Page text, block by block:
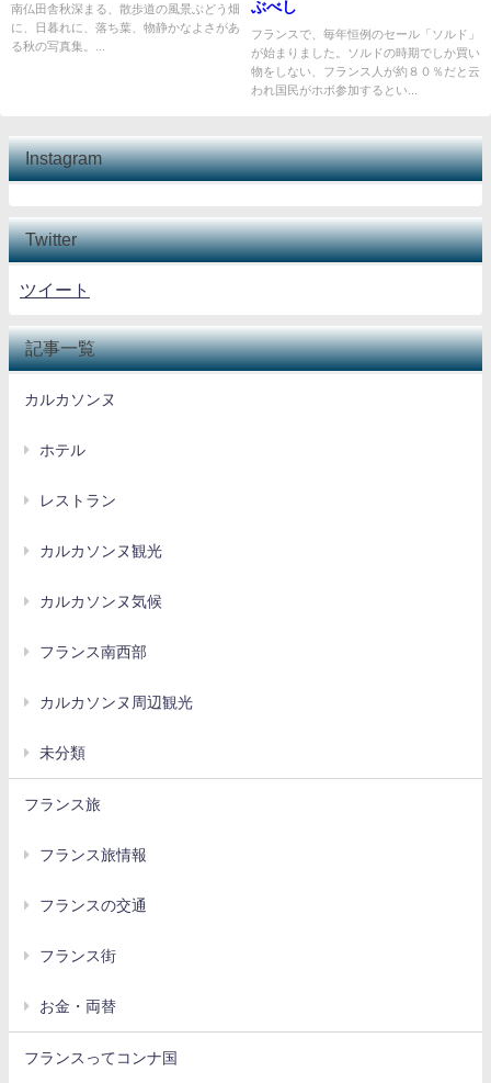
南仏田舎秋深まる、散歩道の風景ぶどう畑
に、日暮れに、落ち葉、物静かなよさがあ
る秋の写真集。...
ぶべし
フランスで、毎年恒例のセール「ソルド」
が始まりました。ソルドの時期でしか買い
物をしない、フランス人が約８０％だと云
われ国民がホボ参加するとい...
Instagram
Twitter
ツイート
記事一覧
カルカソンヌ
ホテル
レストラン
カルカソンヌ観光
カルカソンヌ気候
フランス南西部
カルカソンヌ周辺観光
未分類
フランス旅
フランス旅情報
フランスの交通
フランス街
お金・両替
フランスってコンナ国